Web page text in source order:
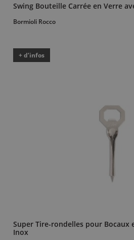
Swing Bouteille Carrée en Verre
Bormioli Rocco
+ d’infos
Super Tire-rondelles pour Bocaux
Inox